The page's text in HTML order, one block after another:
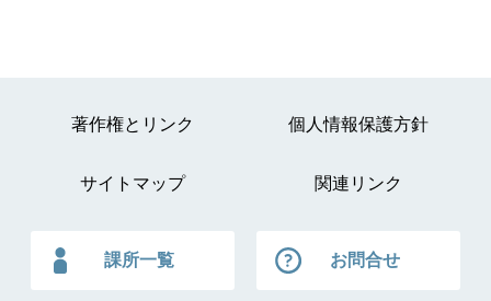
著作権とリンク 個人情報保護方針
サイトマップ 関連リンク
課所一覧 お問合せ